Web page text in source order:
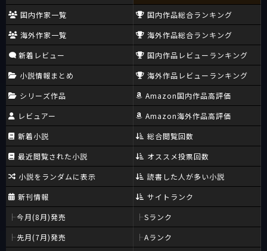
国内作家一覧
海外作家一覧
新着レビュー
小説情報まとめ
シリーズ作品
レビュアー
新着小説
最近閲覧された小説
小説をランダムに表示
新刊情報
今月(8月)発売
先月(7月)発売
国内作品総合ランキング
海外作品総合ランキング
国内作品レビューランキング
海外作品レビューランキング
Amazon国内作品高評価
Amazon海外作品高評価
総合閲覧回数
オススメ投票回数
読書した人が多い小説
サイトランク
Sランク
Aランク